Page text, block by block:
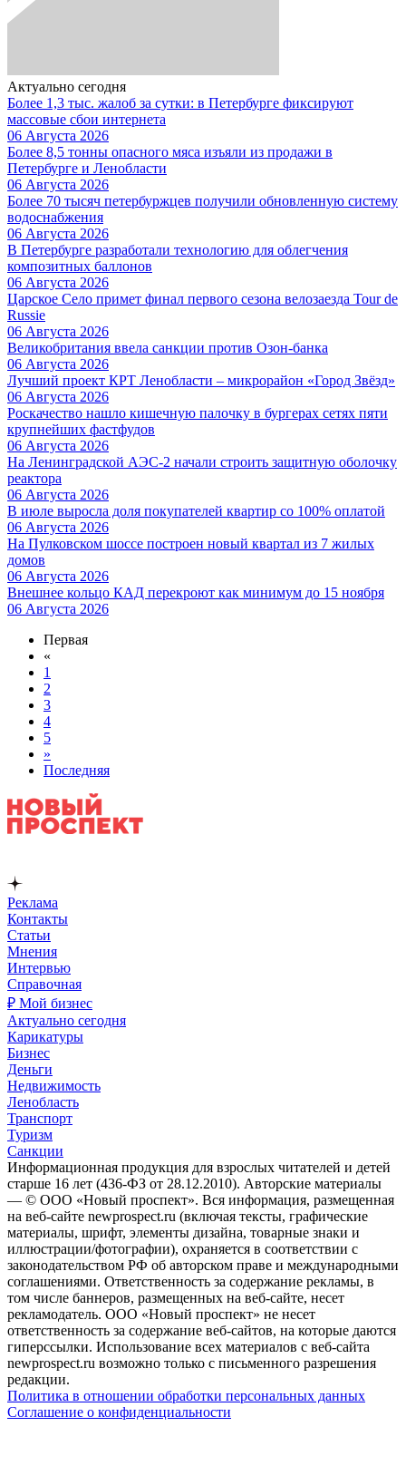
Актуально сегодня
Более 1,3 тыс. жалоб за сутки: в Петербурге фиксируют
массовые сбои интернета
06 Августа 2026
Более 8,5 тонны опасного мяса изъяли из продажи в
Петербурге и Ленобласти
06 Августа 2026
Более 70 тысяч петербуржцев получили обновленную систему
водоснабжения
06 Августа 2026
В Петербурге разработали технологию для облегчения
композитных баллонов
06 Августа 2026
Царское Село примет финал первого сезона велозаезда Tour de
Russie
06 Августа 2026
Великобритания ввела санкции против Озон-банка
06 Августа 2026
Лучший проект КРТ Ленобласти – микрорайон «Город Звёзд»
06 Августа 2026
Роскачество нашло кишечную палочку в бургерах сетях пяти
крупнейших фастфудов
06 Августа 2026
На Ленинградской АЭС-2 начали строить защитную оболочку
реактора
06 Августа 2026
В июле выросла доля покупателей квартир со 100% оплатой
06 Августа 2026
На Пулковском шоссе построен новый квартал из 7 жилых
домов
06 Августа 2026
Внешнее кольцо КАД перекроют как минимум до 15 ноября
06 Августа 2026
Первая
«
1
2
3
4
5
»
Последняя
Реклама
Контакты
Статьи
Мнения
Интервью
Справочная
₽ Мой бизнес
Актуально сегодня
Карикатуры
Бизнес
Деньги
Недвижимость
Ленобласть
Транспорт
Туризм
Санкции
Информационная продукция для взрослых читателей и детей
старше 16 лет (436-ФЗ от 28.12.2010). Авторские материалы
— © ООО «Новый проспект». Вся информация, размещенная
на веб-сайте newprospect.ru (включая тексты, графические
материалы, шрифт, элементы дизайна, товарные знаки и
иллюстрации/фотографии), охраняется в соответствии с
законодательством РФ об авторском праве и международными
соглашениями. Ответственность за содержание рекламы, в
том числе баннеров, размещенных на веб-сайте, несет
рекламодатель. ООО «Новый проспект» не несет
ответственность за содержание веб-сайтов, на которые даются
гиперссылки. Использование всех материалов с веб-сайта
newprospect.ru возможно только с письменного разрешения
редакции.
Политика в отношении обработки персональных данных
Соглашение о конфиденциальности